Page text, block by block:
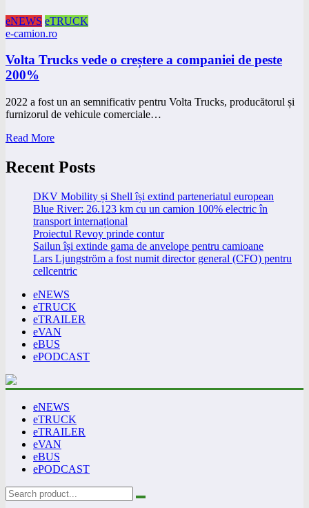
eNEWS eTRUCK
e-camion.ro
Volta Trucks vede o creștere a companiei de peste
200%
2022 a fost un an semnificativ pentru Volta Trucks, producătorul și
furnizorul de vehicule comerciale…
Read More
Recent Posts
DKV Mobility și Shell își extind parteneriatul european
Blue River: 26.123 km cu un camion 100% electric în
transport internațional
Proiectul Revoy prinde contur
Sailun își extinde gama de anvelope pentru camioane
Lars Ljungström a fost numit director general (CFO) pentru
cellcentric
eNEWS
eTRUCK
eTRAILER
eVAN
eBUS
ePODCAST
eNEWS
eTRUCK
eTRAILER
eVAN
eBUS
ePODCAST